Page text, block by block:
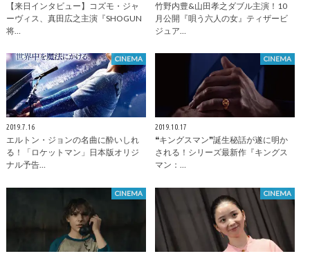
【来日インタビュー】コズモ・ジャ
ーヴィス、真田広之主演『SHOGUN
将…
竹野内豊&山田孝之ダブル主演！10
月公開『唄う六人の女』ティザービ
ジュア…
CINEMA
2019.7.16
エルトン・ジョンの名曲に酔いしれ
る！「ロケットマン」日本版オリジ
ナル予告…
CINEMA
2019.10.17
❝キングスマン❞誕生秘話が遂に明か
される！シリーズ最新作『キングス
マン：…
CINEMA CINEMA